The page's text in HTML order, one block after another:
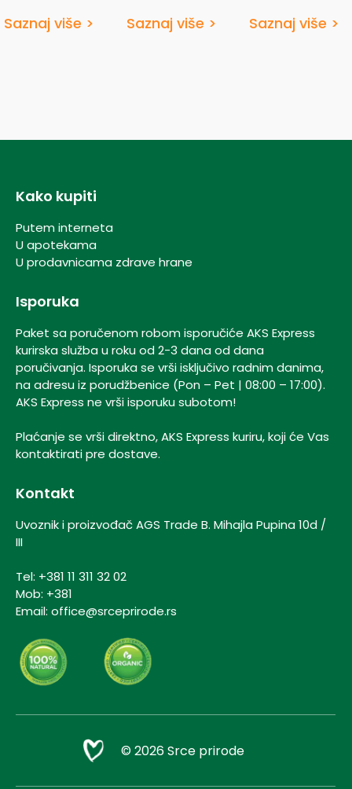
Saznaj više > Saznaj više > Saznaj više >
Kako kupiti
Putem interneta
U apotekama
U prodavnicama zdrave hrane
Isporuka
Paket sa poručenom robom isporučiće AKS Express
kurirska služba u roku od 2-3 dana od dana
poručivanja. Isporuka se vrši isključivo radnim danima,
na adresu iz porudžbenice (Pon – Pet | 08:00 – 17:00).
AKS Express ne vrši isporuku subotom!
Plaćanje se vrši direktno, AKS Express kuriru, koji će Vas
kontaktirati pre dostave.
Kontakt
Uvoznik i proizvođač AGS Trade B. Mihajla Pupina 10d /
III
Tel: +381 11 311 32 02
Mob: +381
Email: office@srceprirode.rs
© 2026 Srce prirode